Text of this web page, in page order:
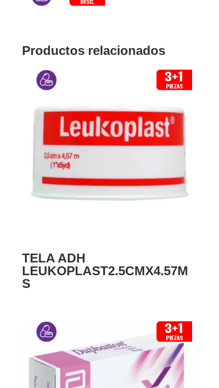
Productos relacionados
TELA ADH
LEUKOPLAST2.5CMX4.57M
S